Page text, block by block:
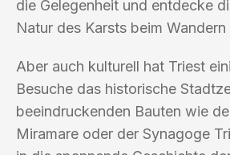
die Gelegenheit und entdecke
Natur des Karsts beim
Aber auch kulturell hat Triest
Besuche das historische
beeindruckenden Bauten wie
Miramare oder der Synagoge